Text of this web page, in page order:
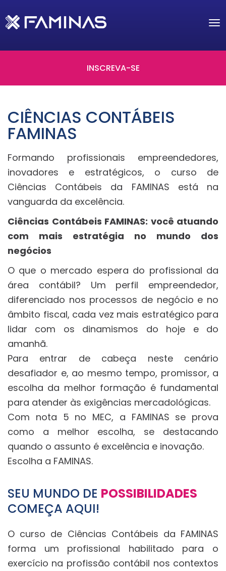
INSCREVA-SE
CIÊNCIAS CONTÁBEIS
FAMINAS
Formando profissionais empreendedores,
inovadores e estratégicos, o curso de
Ciências Contábeis da FAMINAS está na
vanguarda da excelência.
Ciências Contábeis FAMINAS: você atuando
com mais estratégia no mundo dos
negócios
O que o mercado espera do profissional da
área contábil? Um perfil empreendedor,
diferenciado nos processos de negócio e no
âmbito fiscal, cada vez mais estratégico para
lidar com os dinamismos do hoje e do
amanhã.
Para entrar de cabeça neste cenário
desafiador e, ao mesmo tempo, promissor, a
escolha da melhor formação é fundamental
para atender às exigências mercadológicas.
Com nota 5 no MEC, a FAMINAS se prova
como a melhor escolha, se destacando
quando o assunto é excelência e inovação.
Escolha a FAMINAS.
SEU MUNDO DE POSSIBILIDADES
COMEÇA AQUI!
O curso de Ciências Contábeis da FAMINAS
forma um profissional habilitado para o
exercício na profissão contábil nos contextos